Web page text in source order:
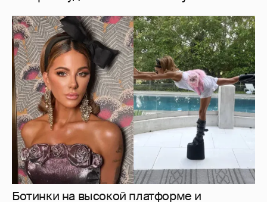
Ботинки на высокой платформе и
крашеный кот-компаньон: 53-летняя Кейт
Бекинсейл показала, как занимается
йогой
20